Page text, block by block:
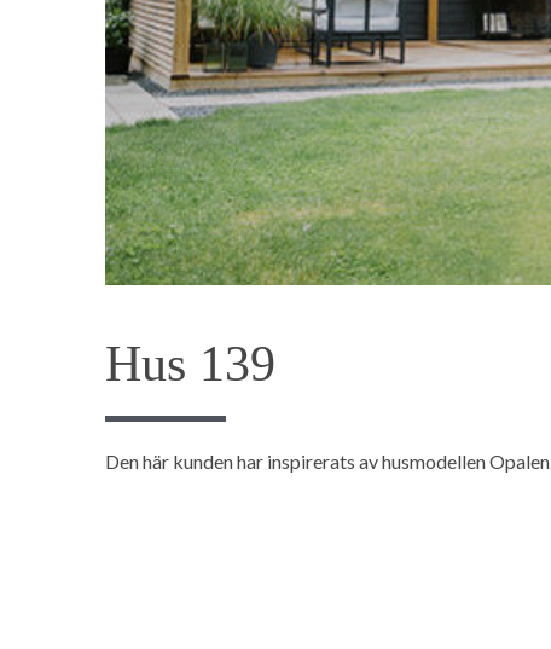
Hus 139
Den här kunden har inspirerats av husmodellen Opalen.